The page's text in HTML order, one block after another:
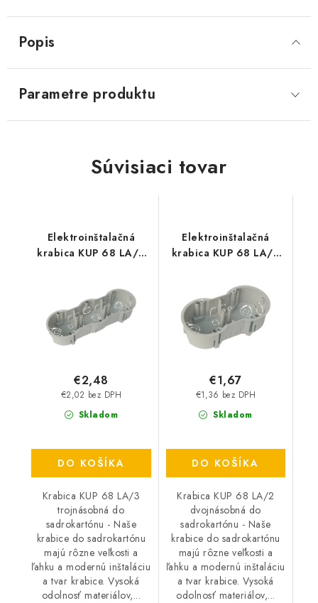
Popis
Parametre produktu
Súvisiaci tovar
Elektroinštalačná
krabica KUP 68 LA/3
Skladom
€2,02 bez DPH
€2,48
DO KOŠÍKA
Krabica KUP 68 LA/3
trojnásobná do
sadrokartónu - Naše
krabice do sadrokartónu
majú rôzne veľkosti a
ľahku a modernú inštaláciu
a tvar krabice. Vysoká
odolnosť materiálov,...
Elektroinštalačná
krabica KUP 68 LA/2
sadrokartónu
Skladom
€1,36 bez DPH
€1,67
DO KOŠÍKA
Krabica KUP 68 LA/2
dvojnásobná do
sadrokartónu - Naše
krabice do sadrokartónu
majú rôzne veľkosti a
ľahku a modernú inštaláciu
a tvar krabice. Vysoká
odolnosť materiálov,...